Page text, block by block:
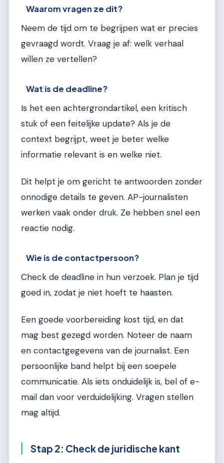
Waarom vragen ze dit?
Neem de tijd om te begrijpen wat er precies
gevraagd wordt. Vraag je af: welk verhaal
willen ze vertellen?
Wat is de deadline?
Is het een achtergrondartikel, een kritisch
stuk of een feitelijke update? Als je de
context begrijpt, weet je beter welke
informatie relevant is en welke niet.
Dit helpt je om gericht te antwoorden zonder
onnodige details te geven. AP-journalisten
werken vaak onder druk. Ze hebben snel een
reactie nodig.
Wie is de contactpersoon?
Check de deadline in hun verzoek. Plan je tijd
goed in, zodat je niet hoeft te haasten.
Een goede voorbereiding kost tijd, en dat
mag best gezegd worden. Noteer de naam
en contactgegevens van de journalist. Een
persoonlijke band helpt bij een soepele
communicatie. Als iets onduidelijk is, bel of e-
mail dan voor verduidelijking. Vragen stellen
mag altijd.
Stap 2: Check de juridische kant